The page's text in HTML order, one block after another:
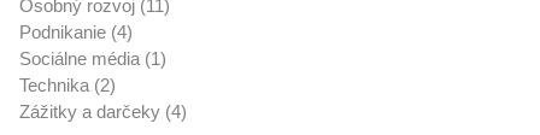
Osobný rozvoj (11)
Podnikanie (4)
Sociálne média (1)
Technika (2)
Zážitky a darčeky (4)